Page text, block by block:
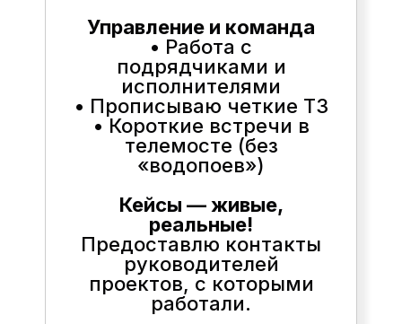
Управление и команда
• Работа с
подрядчиками и
исполнителями
• Прописываю четкие ТЗ
• Короткие встречи в
телемосте (без
«водопоев»)
Кейсы — живые,
реальные!
Предоставлю контакты
руководителей
проектов, с которыми
работали.